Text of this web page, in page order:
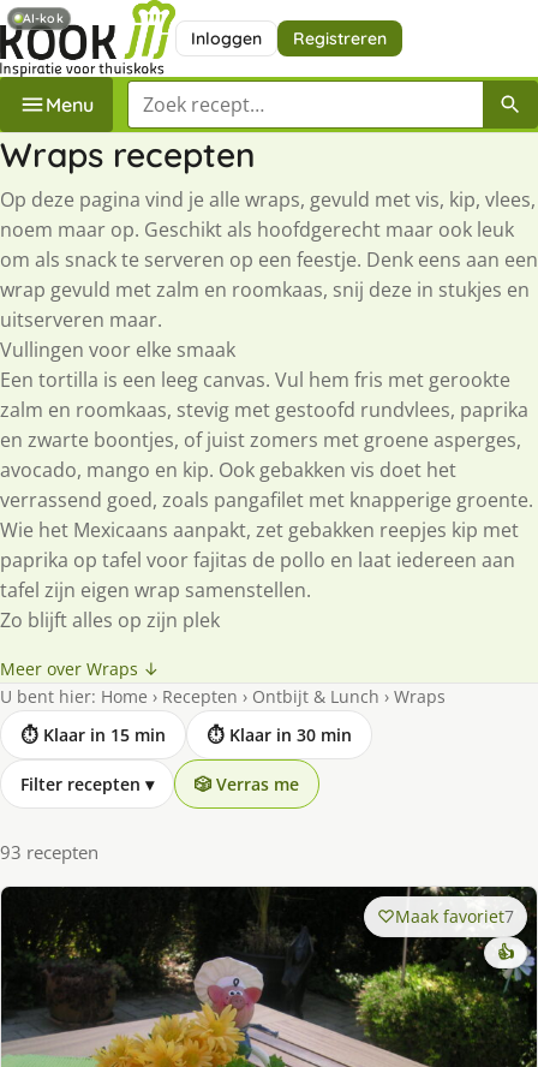
Inloggen Registreren
Menu Zoek een recept
Wraps recepten
Op deze pagina vind je alle wraps, gevuld met vis, kip, vlees,
noem maar op. Geschikt als hoofdgerecht maar ook leuk
om als snack te serveren op een feestje. Denk eens aan een
wrap gevuld met zalm en roomkaas, snij deze in stukjes en
uitserveren maar.
Vullingen voor elke smaak
Een tortilla is een leeg canvas. Vul hem fris met gerookte
zalm en roomkaas, stevig met gestoofd rundvlees, paprika
en zwarte boontjes, of juist zomers met groene asperges,
avocado, mango en kip. Ook gebakken vis doet het
verrassend goed, zoals pangafilet met knapperige groente.
Wie het Mexicaans aanpakt, zet gebakken reepjes kip met
paprika op tafel voor fajitas de pollo en laat iedereen aan
tafel zijn eigen wrap samenstellen.
Zo blijft alles op zijn plek
Meer over Wraps ↓
U bent hier: Home › Recepten › Ontbijt & Lunch › Wraps
⏱ Klaar in 15 min
⏱ Klaar in 30 min
Filter recepten ▾ 🎲 Verras me
93 recepten
Maak favoriet7
👍
AI-kok